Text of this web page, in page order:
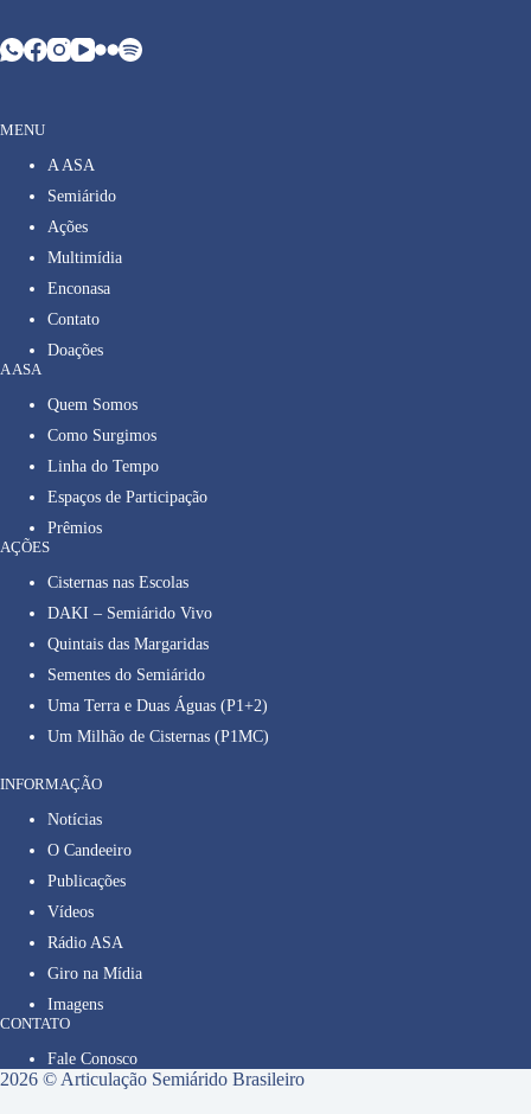
MENU
A ASA
Semiárido
Ações
Multimídia
Enconasa
Contato
Doações
A ASA
Quem Somos
Como Surgimos
Linha do Tempo
Espaços de Participação
Prêmios
AÇÕES
Cisternas nas Escolas
DAKI – Semiárido Vivo
Quintais das Margaridas
Sementes do Semiárido
Uma Terra e Duas Águas (P1+2)
Um Milhão de Cisternas (P1MC)
INFORMAÇÃO
Notícias
O Candeeiro
Publicações
Vídeos
Rádio ASA
Giro na Mídia
Imagens
CONTATO
Fale Conosco
2026 © Articulação Semiárido Brasileiro